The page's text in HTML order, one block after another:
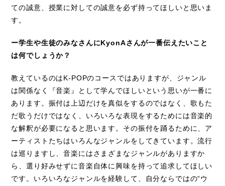
ての誠意、授業に対しての誠意を必ず持ってほしいと思いま
す。
ー学生や生徒のみなさんにKyonAさんが一番伝えたいこと
は何でしょうか？
教えているのはK-POPのコースではありますが、ジャンル
は関係なく『音楽』として学んでほしいという思いが一番に
あります。振付は上辺だけを真似をするのではなく、歌もた
だ歌うだけではなく、いろいろな表現をするためには音楽的
な解釈が必要になると思います。その振付を踊るために、ア
ーティストたちはいろんなジャンルをしてきています。流行
は巡りますし、音楽にはさまざまなジャンルがありますか
ら、選り好みせずに音楽自体に興味を持って追求してほしい
です。いろいろなジャンルを経験して、自分ならではの“ウ